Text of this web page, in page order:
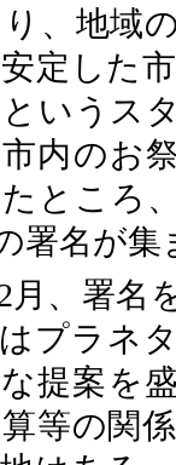
、地域
定した
いうス
内のお
ところ
署名が集
月、署名
プラネ
提案を
等の関